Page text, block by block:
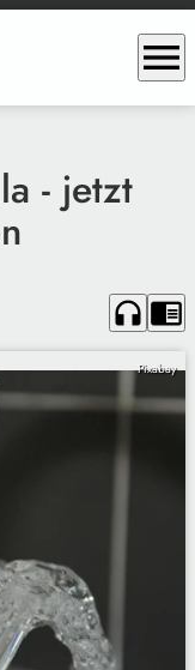
menu
- jetzt
headphones chrome_reader_mode
Pixabay